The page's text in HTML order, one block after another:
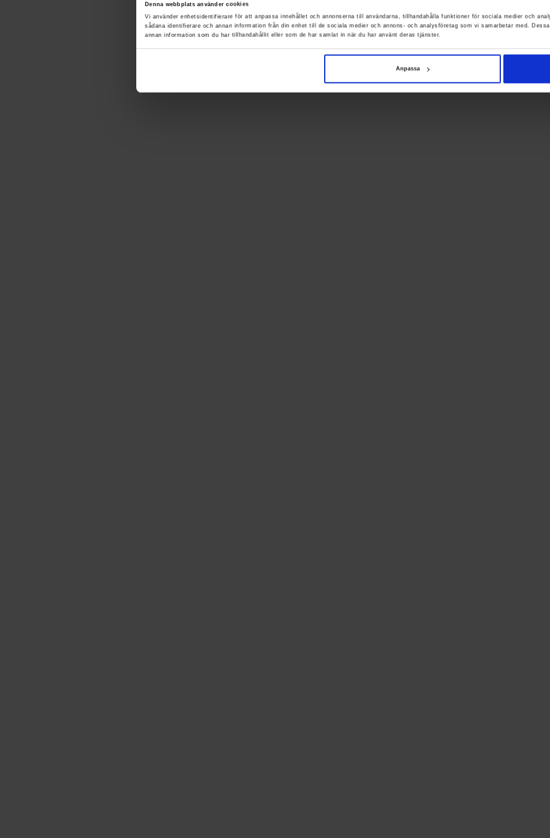
Denna webbplats använder cookies
Vi använder enhetsidentifierare för att anpassa innehållet och annonserna till användarna, tillhandahålla funktioner för sociala medier och
sådana identifierare och annan information från din enhet till de sociala medier och annons- och analysföretag som vi samarbetar med.
annan information som du har tillhandahållit eller som de har samlat in när du har använt deras tjänster.
Anpassa